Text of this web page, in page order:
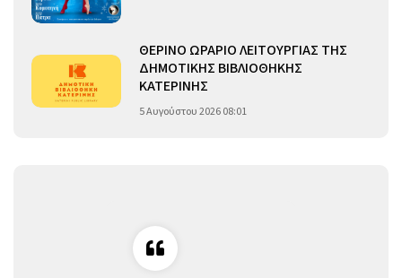
ΘΕΡΙΝΟ ΩΡΑΡΙΟ ΛΕΙΤΟΥΡΓΙΑΣ ΤΗΣ
ΔΗΜΟΤΙΚΗΣ ΒΙΒΛΙΟΘΗΚΗΣ
ΚΑΤΕΡΙΝΗΣ
5 Αυγούστου 2026 08:01